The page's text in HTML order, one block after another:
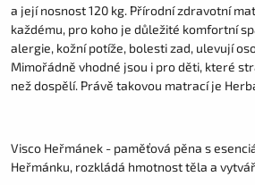
a její nosnost 120 kg. Přírodní zdravotní
každému, pro koho je důležité komfortní
alergie, kožní potíže, bolesti zad, ulevují
Mimořádně vhodné jsou i pro děti, které
než dospělí. Právě takovou matrací je
Visco Heřmánek - paměťová pěna s
Heřmánku, rozkládá hmotnost těla a